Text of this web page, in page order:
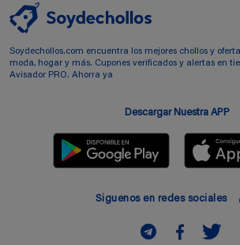
Soydechollos.com encuentra los mejores chollos y
moda, hogar y más. Cupones verificados y alertas en
Avisador PRO. Ahorra ya
Descargar Nuestra APP
Siguenos en redes sociales